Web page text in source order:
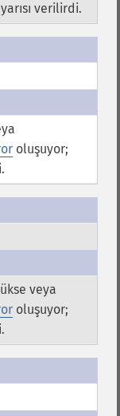
verilirdi.
oluşuyor;
veya
oluşuyor;